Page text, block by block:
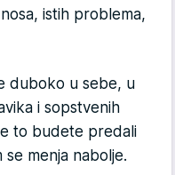
istih problema,
duboko u sebe, u
i sopstvenih
to budete predali
menja nabolje.